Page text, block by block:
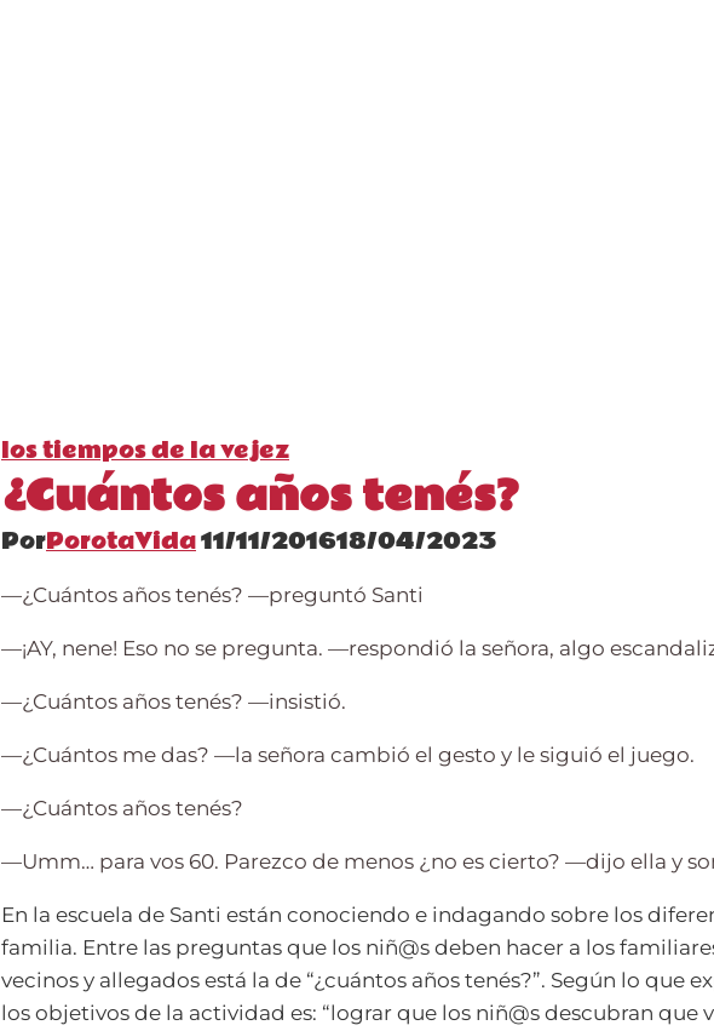
los tiempos de la vejez
¿Cuántos años tenés?
PorPorotaVida11/11/201618/04/2023
—¿Cuántos años tenés? —preguntó Santi
—¡AY, nene! Eso no se pregunta. —respondió la señora, algo
—¿Cuántos años tenés? —insistió.
—¿Cuántos me das? —la señora cambió el gesto y le siguió el juego.
—¿Cuántos años tenés?
—Umm… para vos 60. Parezco de menos ¿no es cierto? —dijo ella y
En la escuela de Santi están conociendo e indagando sobre los
familia. Entre las preguntas que los niñ@s deben hacer a los
vecinos y allegados está la de “¿cuántos años tenés?”. Según lo que
los objetivos de la actividad es: “lograr que los niñ@s descubran que